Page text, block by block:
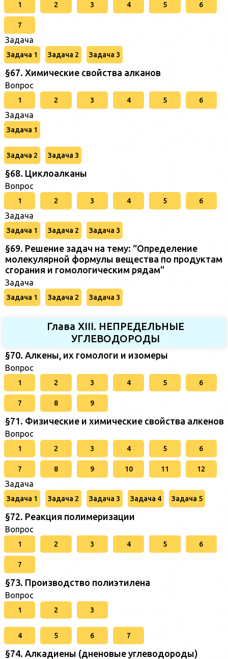
1 2 3 4 5 6
7
Задача
Задача 1 Задача 2 Задача 3
§67. Химические свойства алканов
Вопрос
1 2 3 4 5 6
Задача
Задача 1
Задача 2 Задача 3
§68. Циклоалканы
Вопрос
1 2 3 4 5 6
Задача
Задача 1 Задача 2 Задача 3
§69. Решение задач на тему: “Определение
молекулярной формулы вещества по продуктам
сгорания и гомологическим рядам"
Задача
Задача 1 Задача 2 Задача 3
Глава XIII. НЕПРЕДЕЛЬНЫЕ
УГЛЕВОДОРОДЫ
§70. Алкены, их гомологи и изомеры
Вопрос
1 2 3 4 5 6
7 8 9
§71. Физические и химические свойства алкенов
Вопрос
1 2 3 4 5 6
7 8 9 10 11 12
Задача
Задача 1 Задача 2 Задача 3 Задача 4 Задача 5
§72. Реакция полимеризации
Вопрос
1 2 3 4 5 6
7
§73. Производство полиэтилена
Вопрос
1 2 3
4 5 6 7
§74. Алкадиены (дненовые углеводороды)